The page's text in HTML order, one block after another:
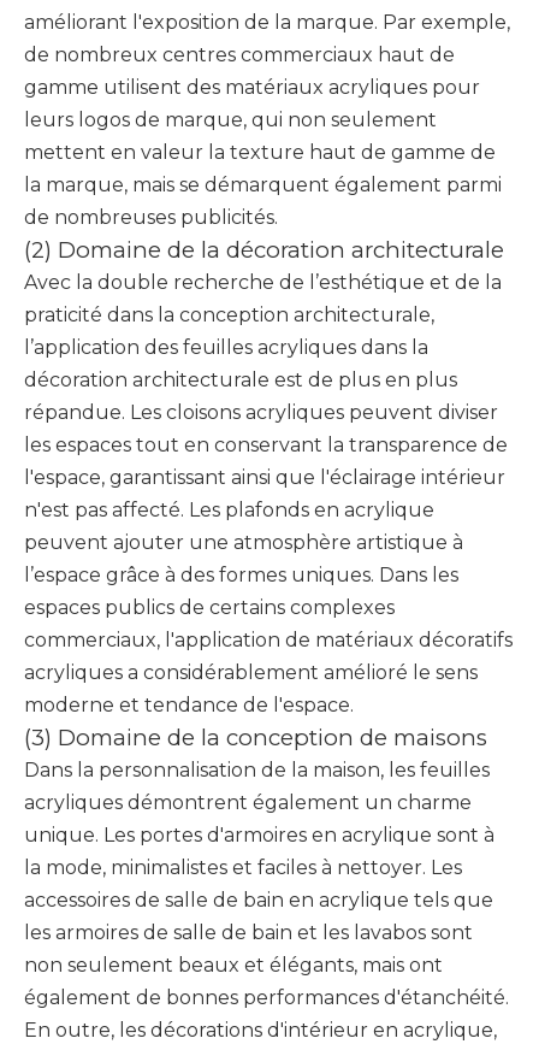
améliorant l'exposition de la marque. Par exemple,
de nombreux centres commerciaux haut de
gamme utilisent des matériaux acryliques pour
leurs logos de marque, qui non seulement
mettent en valeur la texture haut de gamme de
la marque, mais se démarquent également parmi
de nombreuses publicités.
(2) Domaine de la décoration architecturale
Avec la double recherche de l’esthétique et de la
praticité dans la conception architecturale,
l’application des feuilles acryliques dans la
décoration architecturale est de plus en plus
répandue. Les cloisons acryliques peuvent diviser
les espaces tout en conservant la transparence de
l'espace, garantissant ainsi que l'éclairage intérieur
n'est pas affecté. Les plafonds en acrylique
peuvent ajouter une atmosphère artistique à
l’espace grâce à des formes uniques. Dans les
espaces publics de certains complexes
commerciaux, l'application de matériaux décoratifs
acryliques a considérablement amélioré le sens
moderne et tendance de l'espace.
(3) Domaine de la conception de maisons
Dans la personnalisation de la maison, les feuilles
acryliques démontrent également un charme
unique. Les portes d'armoires en acrylique sont à
la mode, minimalistes et faciles à nettoyer. Les
accessoires de salle de bain en acrylique tels que
les armoires de salle de bain et les lavabos sont
non seulement beaux et élégants, mais ont
également de bonnes performances d'étanchéité.
En outre, les décorations d'intérieur en acrylique,